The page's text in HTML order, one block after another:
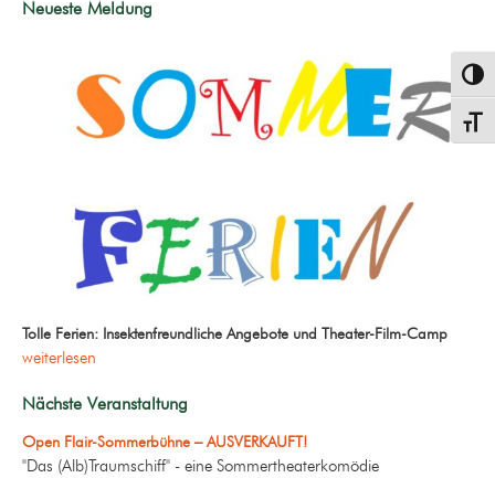
Neueste Meldung
Tolle Ferien: Insektenfreundliche Angebote und Theater-Film-Camp
weiterlesen
Nächste Veranstaltung
Open Flair-Sommerbühne – AUSVERKAUFT!
"Das (Alb)Traumschiff" - eine Sommertheaterkomödie